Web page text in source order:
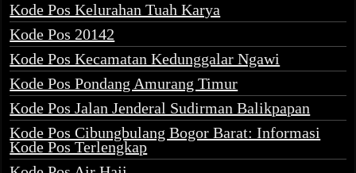
Kode Pos Kelurahan Tuah Karya
Kode Pos 20142
Kode Pos Kecamatan Kedunggalar Ngawi
Kode Pos Pondang Amurang Timur
Kode Pos Jalan Jenderal Sudirman Balikpapan
Kode Pos Cibungbulang Bogor Barat: Informasi
Kode Pos Terlengkap